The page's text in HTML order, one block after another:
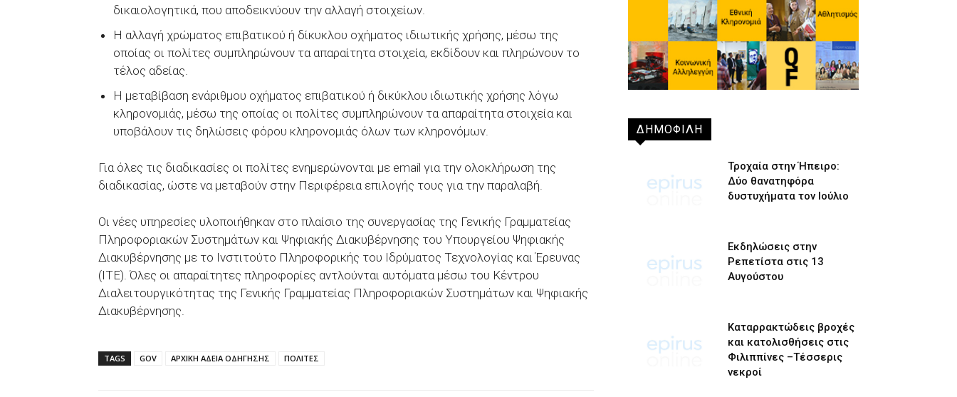
δικαιολογητικά, που αποδεικνύουν την αλλαγή στοιχείων.
Η αλλαγή χρώματος επιβατικού ή δίκυκλου οχήματος ιδιωτικής χρήσης, μέσω της
οποίας οι πολίτες συμπληρώνουν τα απαραίτητα στοιχεία, εκδίδουν και πληρώνουν το
τέλος αδείας.
Η μεταβίβαση ενάριθμου οχήματος επιβατικού ή δικύκλου ιδιωτικής χρήσης λόγω
κληρονομιάς, μέσω της οποίας οι πολίτες συμπληρώνουν τα απαραίτητα στοιχεία και
υποβάλουν τις δηλώσεις φόρου κληρονομιάς όλων των κληρονόμων.
Για όλες τις διαδικασίες οι πολίτες ενημερώνονται με email για την ολοκλήρωση της
διαδικασίας, ώστε να μεταβούν στην Περιφέρεια επιλογής τους για την παραλαβή.
Οι νέες υπηρεσίες υλοποιήθηκαν στο πλαίσιο της συνεργασίας της Γενικής Γραμματείας
Πληροφοριακών Συστημάτων και Ψηφιακής Διακυβέρνησης του Υπουργείου Ψηφιακής
Διακυβέρνησης με το Ινστιτούτο Πληροφορικής του Ιδρύματος Τεχνολογίας και Έρευνας
(ΙΤΕ). Όλες οι απαραίτητες πληροφορίες αντλούνται αυτόματα μέσω του Κέντρου
Διαλειτουργικότητας της Γενικής Γραμματείας Πληροφοριακών Συστημάτων και Ψηφιακής
Διακυβέρνησης.
TAGS GOV ΑΡΧΙΚΗ ΑΔΕΙΑ ΟΔΗΓΗΣΗΣ ΠΟΛΙΤΕΣ
ΔΗΜΟΦΙΛΗ
Τροχαία στην Ήπειρο:
Δύο θανατηφόρα
δυστυχήματα τον Ιούλιο
Εκδηλώσεις στην
Ρεπετίστα στις 13
Αυγούστου
Καταρρακτώδεις βροχές
και κατολισθήσεις στις
Φιλιππίνες –Τέσσερις
νεκροί